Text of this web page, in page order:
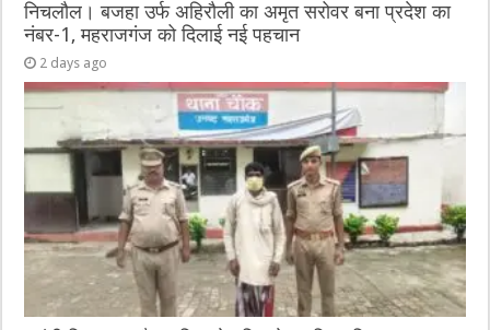
निचलौल। बजहा उर्फ अहिरौली का अमृत सरोवर बना प्रदेश का
नंबर-1, महराजगंज को दिलाई नई पहचान
2 days ago